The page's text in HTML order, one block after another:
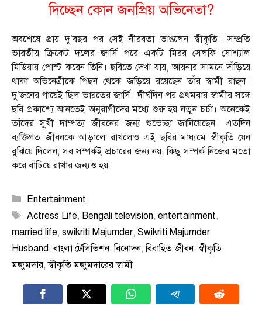
দিচ্ছেন কোন জনপ্রিয় অভিনেতা?
অবশেষে প্রায় দু’বছর পর সেই নীরবতা ভাঙলেন স্বীকৃতি। সম্প্রতি
ভারতীয় ক্রিকেট দলের জার্সি পরে একটি মিরর সেলফি সোশ্যাল
মিডিয়ায় পোস্ট করেন তিনি। ছবিতে দেখা যায়, আয়নার সামনে দাঁড়িয়ে
থাকা অভিনেত্রীকে পিছন থেকে জড়িয়ে রয়েছেন তাঁর স্বামী রাহুল।
দু’জনের গায়েই ছিল ভারতের জার্সি। দীর্ঘদিন পর প্রথমবার স্বামীর সঙ্গে
ছবি প্রকাশ্যে আনতেই অনুরাগীদের মধ্যে শুরু হয় নতুন চর্চা। অনেকেই
তাঁদের সুখী দাম্পত্য জীবনের জন্য শুভেচ্ছা জানিয়েছেন। এতদিন
ব্যক্তিগত জীবনকে আড়ালে রাখলেও এই ছবির মাধ্যমে স্বীকৃতি যেন
বুঝিয়ে দিলেন, সব সম্পর্কই প্রচারের জন্য নয়, কিছু সম্পর্ক নিজের মতো
করে বাঁচিয়ে রাখার জন্যও হয়।
Categories
Entertainment
Tags
Actress Life, Bengali television, entertainment,
married life, swikriti Majumder, Swikriti Majumder
Husband,বাংলা টেলিভিশন,বিনোদন,বিবাহিত জীবন,স্বীকৃতি
মজুমদার,স্বীকৃতি মজুমদারের স্বামী